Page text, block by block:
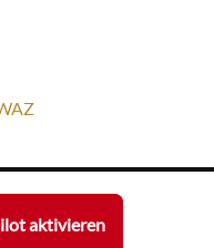
aktivieren